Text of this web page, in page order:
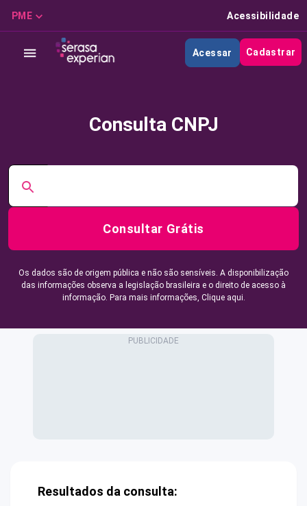
PME Acessibilidade
Acessar Cadastrar
Consulta CNPJ
Consultar Grátis
Os dados são de origem pública e não são sensíveis. A disponibilização
das informações observa a legislação brasileira e o direito de acesso à
informação. Para mais informações, Clique aqui.
Resultados da consulta: